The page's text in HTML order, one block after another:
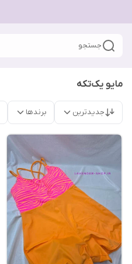
جستجو
مایو یک‌تکه
جدیدترین برندها